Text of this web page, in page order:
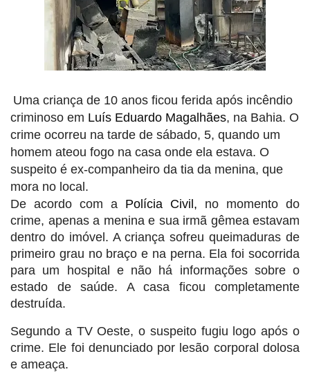
Uma criança de 10 anos ficou ferida após incêndio
criminoso em Luís Eduardo Magalhães, na Bahia. O
crime ocorreu na tarde de sábado, 5, quando um
homem ateou fogo na casa onde ela estava. O
suspeito é ex-companheiro da tia da menina, que
mora no local.
De acordo com a Polícia Civil, no momento do
crime, apenas a menina e sua irmã gêmea estavam
dentro do imóvel. A criança sofreu queimaduras de
primeiro grau no braço e na perna. Ela foi socorrida
para um hospital e não há informações sobre o
estado de saúde. A casa ficou completamente
destruída.
Segundo a TV Oeste, o suspeito fugiu logo após o
crime. Ele foi denunciado por lesão corporal dolosa
e ameaça.